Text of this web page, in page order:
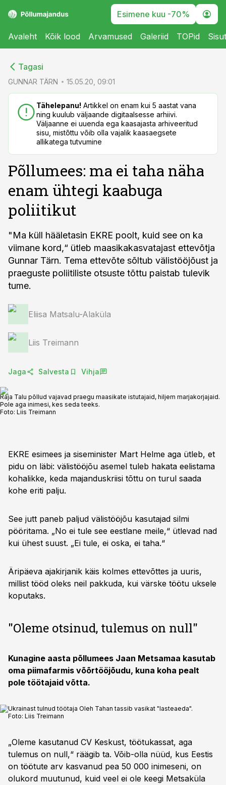
Esimene kuu -70%
Avaleht Kõik lood Arvamused Galeriid TOPid
Tagasi
GUNNAR TÄRN 15.05.20, 09:01
Tähelepanu! Artikkel on enam kui 5 aastat vana
ning kuulub väljaande digitaalsesse arhiivi.
Väljaanne ei uuenda ega kaasajasta arhiveeritud
sisu, mistõttu võib olla vajalik kaasaegsete
allikatega tutvumine
Põllumees: ma ei taha näha
enam ühtegi kaabuga
poliitikut
"Ma küll hääletasin EKRE poolt, kuid see on ka
viimane kord,“ ütleb maasikakasvatajast ettevõtja
Gunnar Tärn. Tema ettevõte sõltub välistööjõust ja
praeguste poliitiliste otsuste tõttu paistab tulevik
tume.
Eliisa Matsalu-Alaküla
Liis Treimann
Jaga Salvesta Vihja
Raja Talu põllud vajavad praegu maasikate istutajaid, hiljem marjakorjajaid.
Pole aga inimesi, kes seda teeks.
Foto: Liis Treimann
EKRE esimees ja siseminister Mart Helme aga ütleb, et
pidu on läbi: välistööjõu asemel tuleb hakata eelistama
kohalikke, keda majanduskriisi tõttu on turul saada
kohe eriti palju.
See jutt paneb paljud välistööjõu kasutajad silmi
pööritama. „No ei tule see eestlane meile,“ ütlevad nad
kui ühest suust. „Ei tule, ei oska, ei taha.“
Äripäeva ajakirjanik käis kolmes ettevõttes ja uuris,
millist tööd oleks neil pakkuda, kui värske töötu uksele
koputaks.
"Oleme otsinud, tulemus on null"
Kunagine aasta põllumees Jaan Metsamaa kasutab
oma piimafarmis võõrtööjõudu, kuna koha pealt
pole töötajaid võtta.
Ukrainast tulnud töötaja Oleh Tahan tassib vasikat "lasteaeda".
Foto: Liis Treimann
„Oleme kasutanud CV Keskust, töötukassat, aga
tulemus on null,“ räägib ta. Võib-olla nüüd, kus Eestis
on töötute arv kasvanud pea 50 000 inimeseni, on
olukord muutunud, kuid veel ei ole keegi Metsaküla